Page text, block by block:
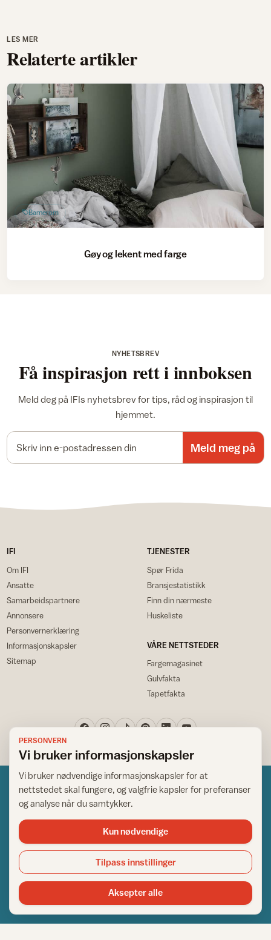
LES MER
Relaterte artikler
Barnerom
Gøy og lekent med farge
NYHETSBREV
Få inspirasjon rett i innboksen
Meld deg på IFIs nyhetsbrev for tips, råd og inspirasjon til
hjemmet.
Meld meg på
IFI
Om IFI
Ansatte
Samarbeidspartnere
Annonsere
Personvernerklæring
Informasjonskapsler
Sitemap
TJENESTER
Spør Frida
Bransjestatistikk
Finn din nærmeste
Huskeliste
VÅRE NETTSTEDER
Fargemagasinet
Gulvfakta
Tapetfakta
Norsk råd for hjem og bygg
Copyright © 1995-2026. All Rights Reserved.
Ansvarlig redaktør: Helge Bod Vangen
Utgiver: IFI - Norsk råd for hjem og bygg
PERSONVERN
Vi bruker informasjonskapsler
Vi bruker nødvendige informasjonskapsler for at
nettstedet skal fungere, og valgfrie kapsler for preferanser
og analyse når du samtykker.
Kun nødvendige
Tilpass innstillinger
Aksepter alle